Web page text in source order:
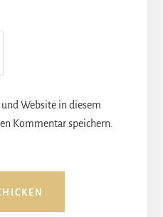
Website in diesem
Kommentar speichern.